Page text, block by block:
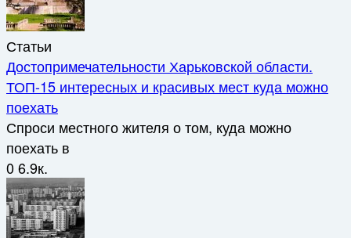
Статьи
Достопримечательности Харьковской области.
ТОП-15 интересных и красивых мест куда можно
поехать
Спроси местного жителя о том, куда можно
поехать в
06.9к.